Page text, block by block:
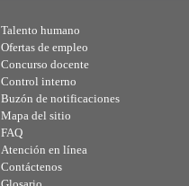
Talento humano
Ofertas de empleo
Concurso docente
Control interno
Buzón de notificaciones
Mapa del sitio
FAQ
Atención en línea
Contáctenos